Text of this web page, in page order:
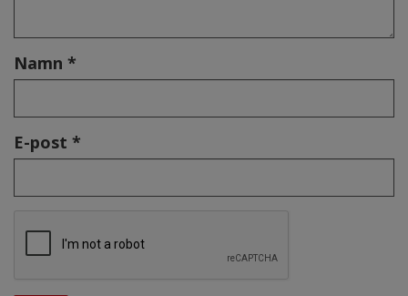
Namn *
E-post *